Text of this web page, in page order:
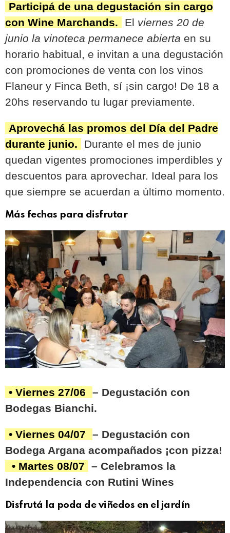
Participá de una degustación sin cargo
con Wine Marchands.
El viernes 20 de
junio la vinoteca permanece abierta en su
horario habitual, e invitan a una degustación
con promociones de venta con los vinos
Flaneur y Finca Beth, sí ¡sin cargo! De 18 a
20hs reservando tu lugar previamente.
Aprovechá las promos del Día del Padre
durante junio.
Durante el mes de junio
quedan vigentes promociones imperdibles y
descuentos para aprovechar. Ideal para los
que siempre se acuerdan a último momento.
Más fechas para disfrutar
• Viernes 27/06
– Degustación con
Bodegas Bianchi.
• Viernes 04/07
– Degustación con
Bodega Argana acompañados ¡con pizza!
• Martes 08/07
– Celebramos la
Independencia con Rutini Wines
Disfrutá la poda de viñedos en el jardín